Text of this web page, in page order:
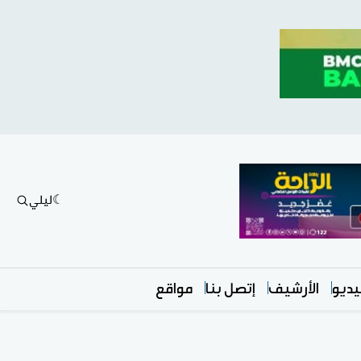
ليلي
الأرشيف إتصل بنا مواقع